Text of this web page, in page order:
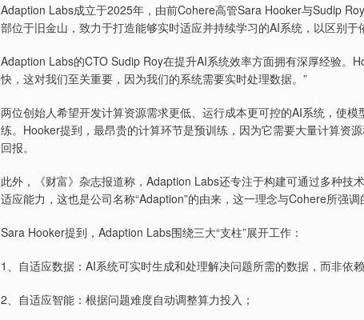
Adaption Labs成立于2025年，由前Cohere高管Sara Hooker与Sudip
部位于旧金山，致力于打造能够实时适应并持续学习的AI系统，以区别于
Adaption Labs的CTO Sudip Roy在提升AI系统效率方面拥有深厚经验。
快，这对我们至关重要，因为我们的系统需要实时处理数据。”
两位创始人希望开发计算资源需求更低、运行成本更可控的AI系统，使
练。Hooker提到，最昂贵的计算环节是预训练，因为它需要大量计算资
回报。
此外，《财富》杂志报道称，Adaption Labs还专注于构建可通过多种技
适应能力，这也是公司名称“Adaption”的由来，这一理念与Cohere所强调
Sara Hooker提到，Adaption Labs围绕三大“支柱”展开工作：
1、自适应数据：AI系统可实时生成和处理解决问题所需的数据，而非依
2、自适应智能：根据问题难度自动调整算力投入；